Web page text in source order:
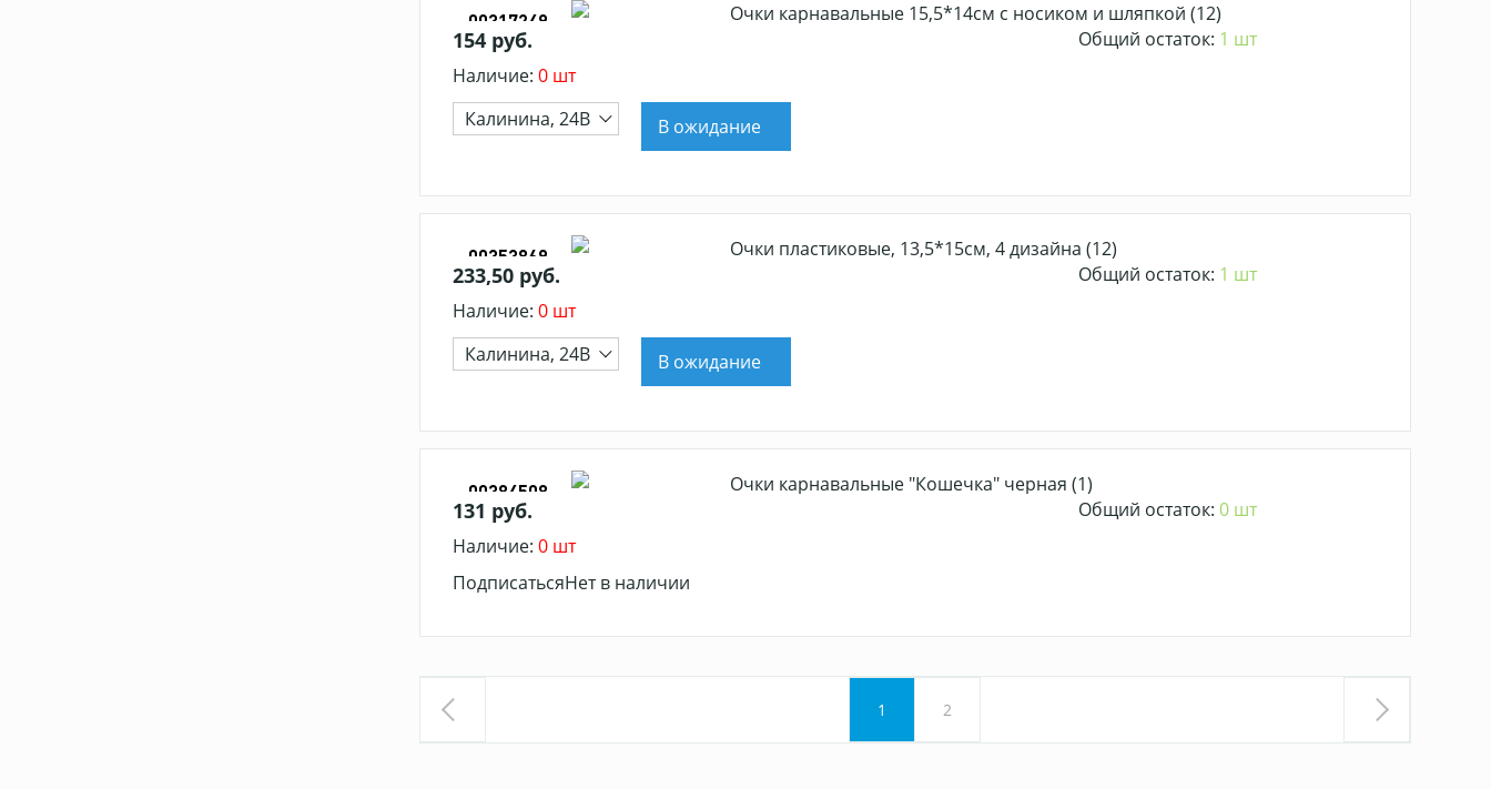
00317249 Очки карнавальные 15,5*14см с носиком и шляпкой (12)
154 руб. Общий остаток: 1 шт
Наличие: 0 шт
Калинина, 24В
В ожидание
00353869 Очки пластиковые, 13,5*15см, 4 дизайна (12)
233,50 руб. Общий остаток: 1 шт
Наличие: 0 шт
Калинина, 24В
В ожидание
00384508 Очки карнавальные "Кошечка" черная (1)
131 руб. Общий остаток: 0 шт
Наличие: 0 шт
ПодписатьсяНет в наличии
1 2